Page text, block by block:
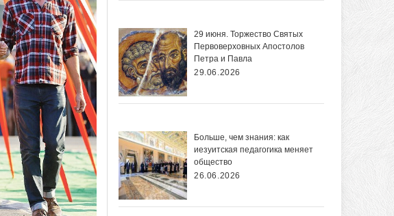
29 июня. Торжество Святых
Первоверховных Апостолов
Петра и Павла
29.06.2026
Больше, чем знания: как
иезуитская педагогика меняет
общество
26.06.2026